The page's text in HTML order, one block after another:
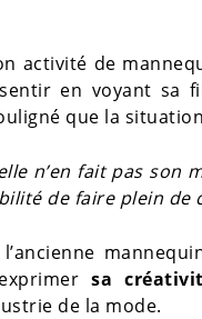
activité de
en voyant sa
que la
n’en fait pas son
de faire plein de
sa
de la mode.